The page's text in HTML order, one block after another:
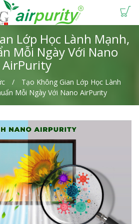
Lớp Học Lành Mạnh,
Mỗi Ngày Với Nano
AirPurity
Tạo Không Gian Lớp Học Lành
Mỗi Ngày Với Nano AirPurity